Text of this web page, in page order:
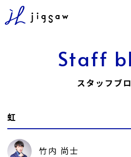
Staff
スタッフブ
虹
竹内 尚士